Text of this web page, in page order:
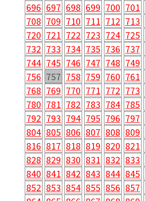
696 697 698 699 700 701
708 709 710 711 712 713
720 721 722 723 724 725
732 733 734 735 736 737
744 745 746 747 748 749
756 757 758 759 760 761
768 769 770 771 772 773
780 781 782 783 784 785
792 793 794 795 796 797
804 805 806 807 808 809
816 817 818 819 820 821
828 829 830 831 832 833
840 841 842 843 844 845
852 853 854 855 856 857